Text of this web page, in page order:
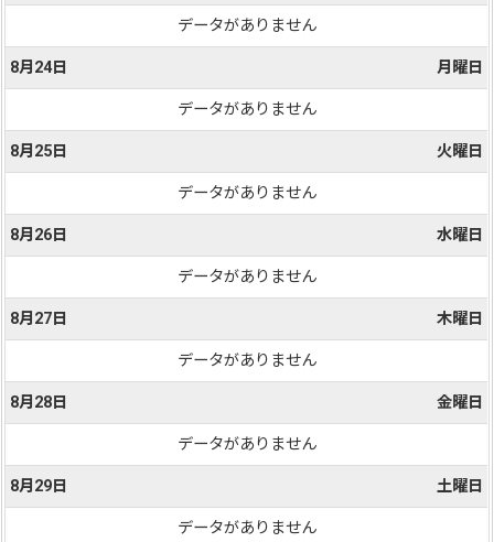
データがありません
8月24日 月曜日
データがありません
8月25日 火曜日
データがありません
8月26日 水曜日
データがありません
8月27日 木曜日
データがありません
8月28日 金曜日
データがありません
8月29日 土曜日
データがありません